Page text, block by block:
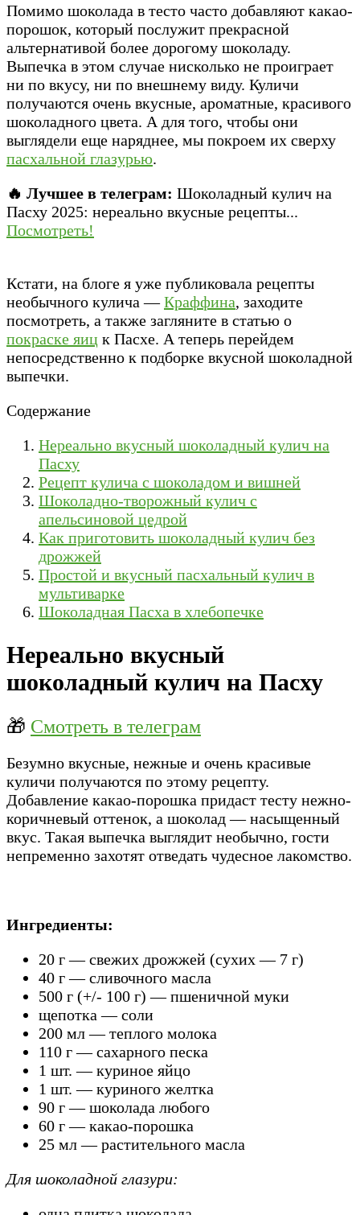
Помимо шоколада в тесто часто добавляют какао-
порошок, который послужит прекрасной
альтернативой более дорогому шоколаду.
Выпечка в этом случае нисколько не проиграет
ни по вкусу, ни по внешнему виду. Куличи
получаются очень вкусные, ароматные, красивого
шоколадного цвета. А для того, чтобы они
выглядели еще наряднее, мы покроем их сверху
пасхальной глазурью.
🔥 Лучшее в телеграм: Шоколадный кулич на
Пасху 2025: нереально вкусные рецепты...
Посмотреть!
Кстати, на блоге я уже публиковала рецепты
необычного кулича —Краффина, заходите
посмотреть, а также загляните в статью о
покраске яиц к Пасхе. А теперь перейдем
непосредственно к подборке вкусной шоколадной
выпечки.
Содержание
Нереально вкусный шоколадный кулич на
Пасху
Рецепт кулича с шоколадом и вишней
Шоколадно-творожный кулич с
апельсиновой цедрой
Как приготовить шоколадный кулич без
дрожжей
Простой и вкусный пасхальный кулич в
мультиварке
Шоколадная Пасха в хлебопечке
Нереально вкусный
шоколадный кулич на Пасху
🎁 Смотреть в телеграм
Безумно вкусные, нежные и очень красивые
куличи получаются по этому рецепту.
Добавление какао-порошка придаст тесту нежно-
коричневый оттенок, а шоколад — насыщенный
вкус. Такая выпечка выглядит необычно, гости
непременно захотят отведать чудесное лакомство.
Ингредиенты:
20 г — свежих дрожжей (сухих — 7 г)
40 г — сливочного масла
500 г (+/- 100 г) — пшеничной муки
щепотка — соли
200 мл — теплого молока
110 г — сахарного песка
1 шт. — куриное яйцо
1 шт. — куриного желтка
90 г — шоколада любого
60 г — какао-порошка
25 мл — растительного масла
Для шоколадной глазури: